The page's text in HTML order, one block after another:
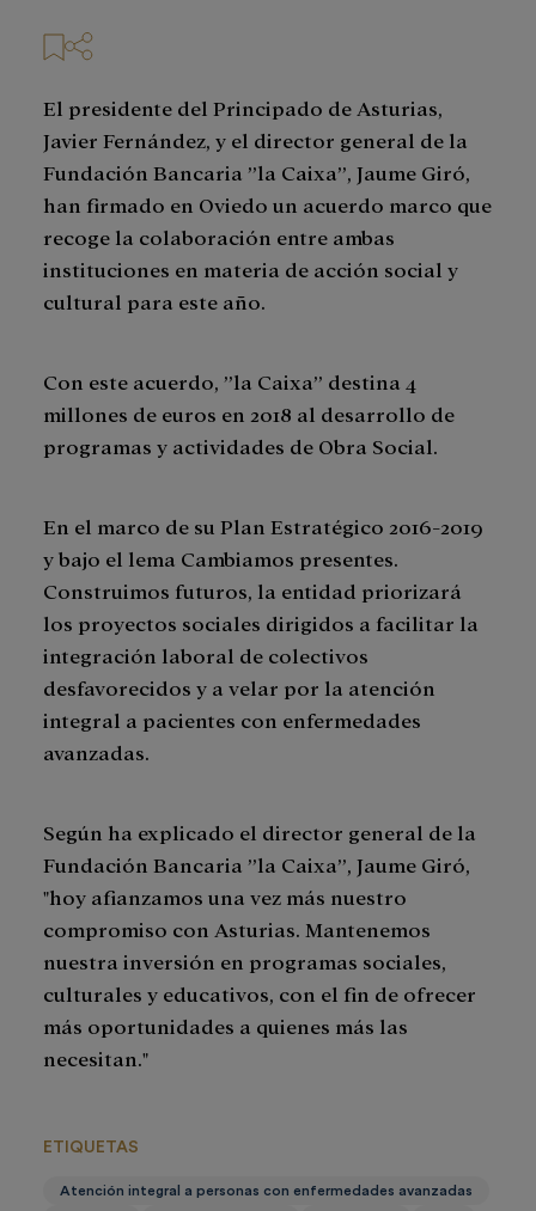
El presidente del Principado de Asturias,
Javier Fernández, y el director general de la
Fundación Bancaria ”la Caixa”, Jaume Giró,
han firmado en Oviedo un acuerdo marco que
recoge la colaboración entre ambas
instituciones en materia de acción social y
cultural para este año.
Con este acuerdo, ”la Caixa” destina 4
millones de euros en 2018 al desarrollo de
programas y actividades de Obra Social.
En el marco de su Plan Estratégico 2016-2019
y bajo el lema Cambiamos presentes.
Construimos futuros, la entidad priorizará
los proyectos sociales dirigidos a facilitar la
integración laboral de colectivos
desfavorecidos y a velar por la atención
integral a pacientes con enfermedades
avanzadas.
Según ha explicado el director general de la
Fundación Bancaria ”la Caixa”, Jaume Giró,
"hoy afianzamos una vez más nuestro
compromiso con Asturias. Mantenemos
nuestra inversión en programas sociales,
culturales y educativos, con el fin de ofrecer
más oportunidades a quienes más las
necesitan."
ETIQUETAS
Atención integral a personas con enfermedades avanzadas